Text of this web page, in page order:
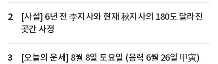
2
[사설] 6년 전 李지사와 현재 秋지사의 180도 달라진
곳간 사정
3 [오늘의 운세] 8월 8일 토요일 (음력 6월 26일 甲寅)